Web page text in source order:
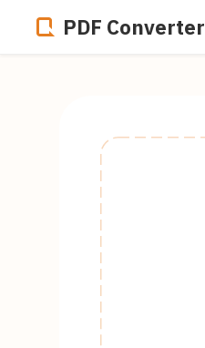
PDF Converter